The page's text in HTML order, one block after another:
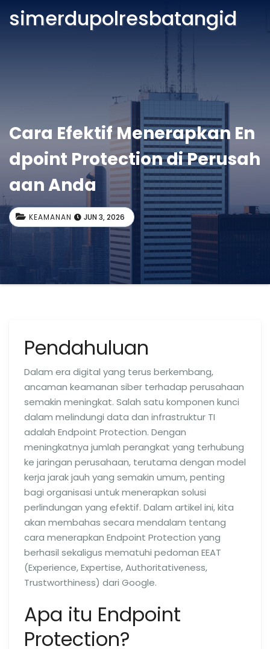
simerdupolresbatangid
Cara Efektif Menerapkan En
dpoint Protection di Perusah
aan Anda
KEAMANAN JUN 3, 2026
Pendahuluan
Dalam era digital yang terus berkembang,
ancaman keamanan siber terhadap perusahaan
semakin meningkat. Salah satu komponen kunci
dalam melindungi data dan infrastruktur TI
adalah Endpoint Protection. Dengan
meningkatnya jumlah perangkat yang terhubung
ke jaringan perusahaan, terutama dengan model
kerja jarak jauh yang semakin umum, penting
bagi organisasi untuk menerapkan solusi
perlindungan yang efektif. Dalam artikel ini, kita
akan membahas secara mendalam tentang
cara menerapkan Endpoint Protection yang
berhasil sekaligus mematuhi pedoman EEAT
(Experience, Expertise, Authoritativeness,
Trustworthiness) dari Google.
Apa itu Endpoint
Protection?